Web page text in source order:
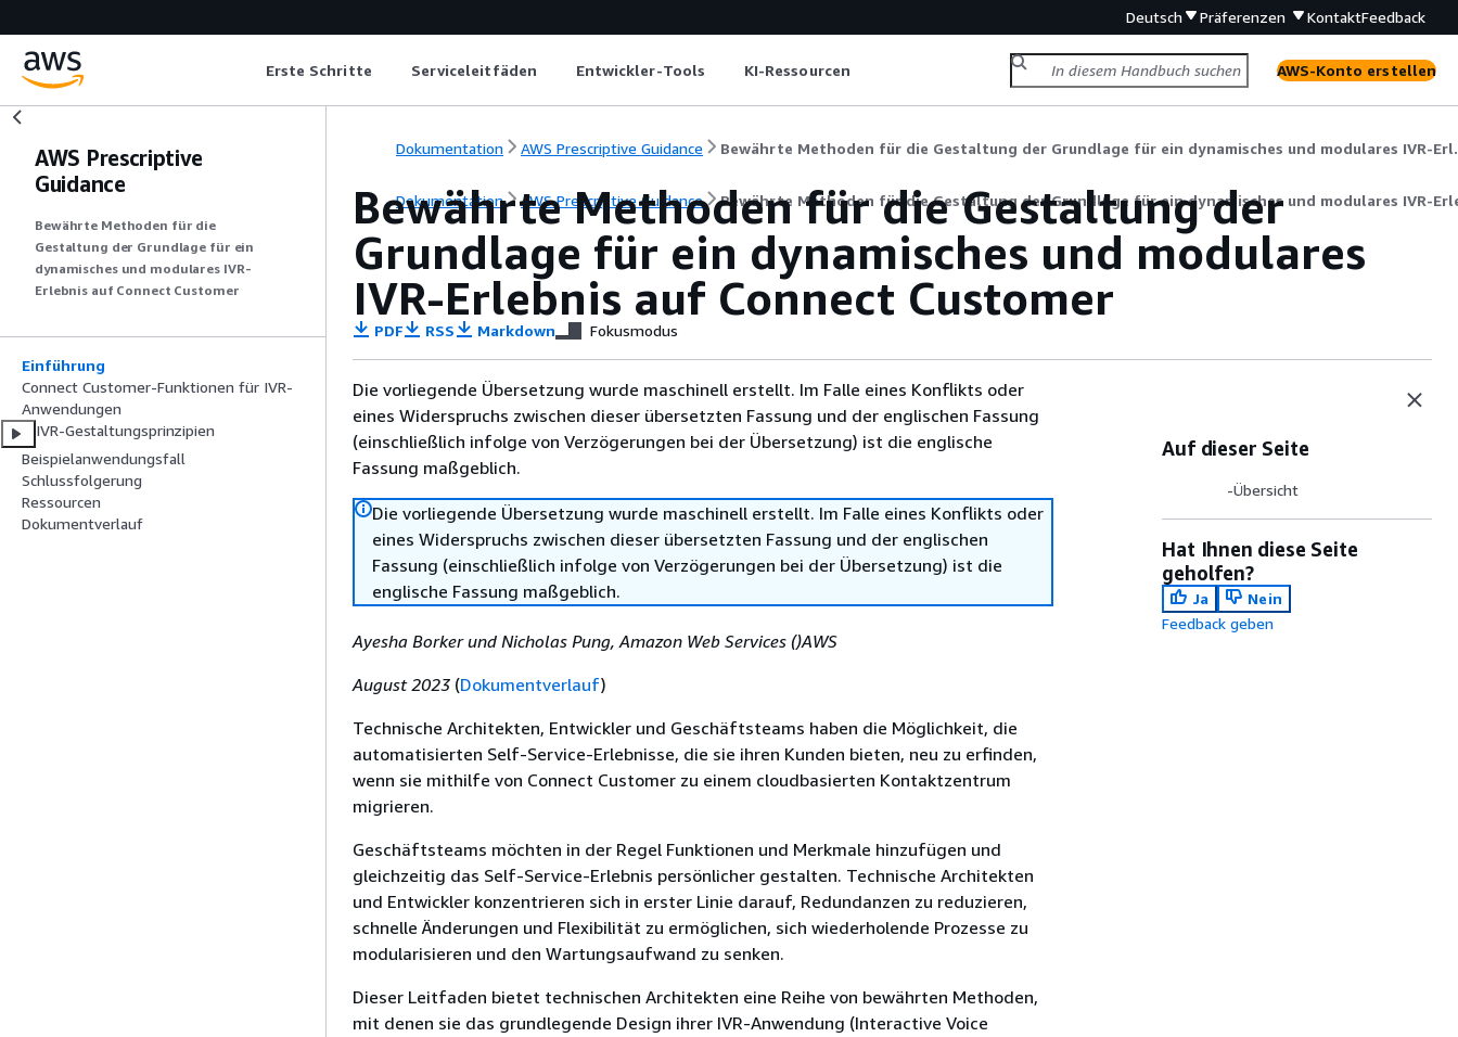
Deutsch Präferenzen KontaktFeedback
Erste Schritte Serviceleitfäden Entwickler-Tools KI-Ressourcen AWS-Konto erstellen
AWS Prescriptive
Guidance
Bewährte Methoden für die
Gestaltung der Grundlage für ein
dynamisches und modulares IVR-
Erlebnis auf Connect Customer
Einführung
Connect Customer-Funktionen für IVR-
Anwendungen
IVR-Gestaltungsprinzipien
Beispielanwendungsfall
Schlussfolgerung
Ressourcen
Dokumentverlauf
Dokumentation AWS Prescriptive Guidance Bewährte
Dokumentation AWS Prescriptive Guidance Bewährte Methoden für die Gestaltung der Grundlage für ein dynamisches und modulares IVR-
Bewährte Methoden für die Gestaltung der
Grundlage für ein dynamisches und modulares
IVR-Erlebnis auf Connect Customer
PDF RSS Markdown Fokusmodus
Die vorliegende Übersetzung wurde maschinell erstellt. Im Falle eines Konflikts oder
eines Widerspruchs zwischen dieser übersetzten Fassung und der englischen Fassung
(einschließlich infolge von Verzögerungen bei der Übersetzung) ist die englische
Fassung maßgeblich.
Die vorliegende Übersetzung wurde maschinell erstellt. Im Falle eines Konflikts oder
eines Widerspruchs zwischen dieser übersetzten Fassung und der englischen
Fassung (einschließlich infolge von Verzögerungen bei der Übersetzung) ist die
englische Fassung maßgeblich.
Ayesha Borker und Nicholas Pung, Amazon Web Services ()AWS
August 2023 (Dokumentverlauf)
Technische Architekten, Entwickler und Geschäftsteams haben die Möglichkeit, die
automatisierten Self-Service-Erlebnisse, die sie ihren Kunden bieten, neu zu erfinden,
wenn sie mithilfe von Connect Customer zu einem cloudbasierten Kontaktzentrum
migrieren.
Geschäftsteams möchten in der Regel Funktionen und Merkmale hinzufügen und
gleichzeitig das Self-Service-Erlebnis persönlicher gestalten. Technische Architekten
und Entwickler konzentrieren sich in erster Linie darauf, Redundanzen zu reduzieren,
schnelle Änderungen und Flexibilität zu ermöglichen, sich wiederholende Prozesse zu
modularisieren und den Wartungsaufwand zu senken.
Dieser Leitfaden bietet technischen Architekten eine Reihe von bewährten Methoden,
mit denen sie das grundlegende Design ihrer IVR-Anwendung (Interactive Voice
Auf dieser Seite
-Übersicht
Hat Ihnen diese Seite
geholfen?
Ja
Nein
Feedback geben